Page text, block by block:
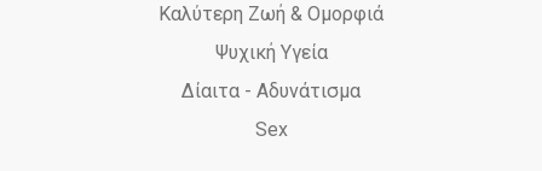
Καλύτερη Ζωή & Ομορφιά
Ψυχική Υγεία
Δίαιτα - Αδυνάτισμα
Sex